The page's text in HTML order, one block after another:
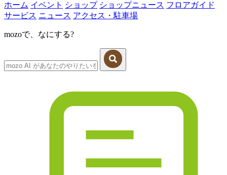
ホーム イベント ショップ ショップニュース フロアガイド
サービス ニュース アクセス・駐車場
mozoで、なにする?